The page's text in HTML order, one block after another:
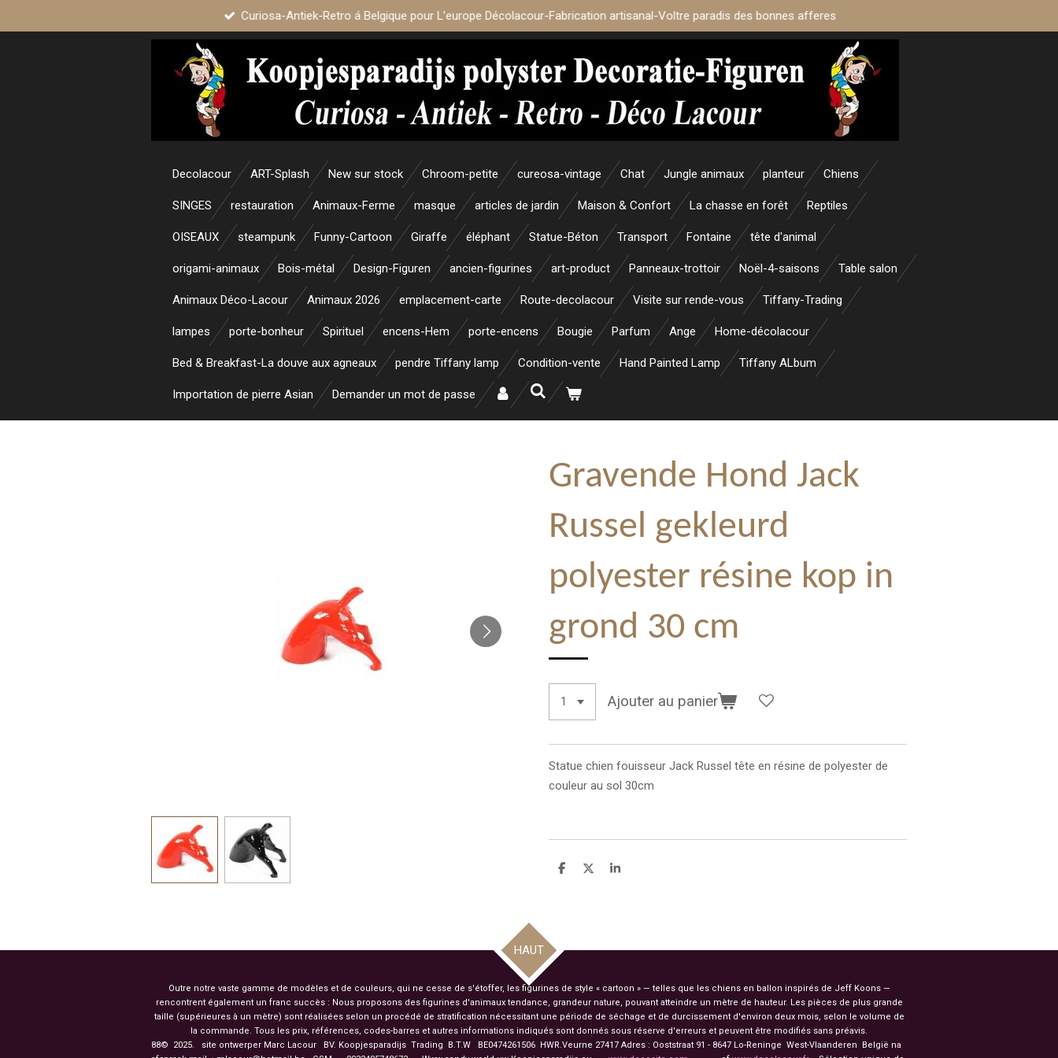
Curiosa-Antiek-Retro á Belgique pour L’europe Décolacour-Fabrication artisanal-Voltre paradis des bonnes afferes
Decolacour ART-Splash New sur stock Chroom-petite cureosa-vintage Chat Jungle animaux planteur Chiens
SINGES restauration Animaux-Ferme masque articles de jardin Maison & Confort La chasse en forêt Reptiles
OISEAUX steampunk Funny-Cartoon Giraffe éléphant Statue-Béton Transport Fontaine tête d'animal
origami-animaux Bois-métal Design-Figuren ancien-figurines art-product Panneaux-trottoir Noël-4-saisons Table salon
Animaux Déco-Lacour Animaux 2026 emplacement-carte Route-decolacour Visite sur rende-vous Tiffany-Trading
lampes porte-bonheur Spirituel encens-Hem porte-encens Bougie Parfum Ange Home-décolacour
Bed & Breakfast-La douve aux agneaux pendre Tiffany lamp Condition-vente Hand Painted Lamp Tiffany ALbum
Importation de pierre Asian Demander un mot de passe
Gravende Hond Jack
Russel gekleurd
polyester résine kop in
grond 30 cm
Ajouter au panier
Statue chien fouisseur Jack Russel tête en résine de polyester de
couleur au sol 30cm
P
r
P
P
HAUT
Outre notre vaste gamme de modèles et de couleurs, qui ne cesse de s'étoffer, les figurines de style « cartoon » — telles que les chiens en ballon inspirés de Jeff Koons —
rencontrent également un franc succès : Nous proposons des figurines d'animaux tendance, grandeur nature, pouvant atteindre un mètre de hauteur. Les pièces de plus grande
taille (supérieures à un mètre) sont réalisées selon un procédé de stratification nécessitant une période de séchage et de durcissement d'environ deux mois, selon le volume de
la commande. Tous les prix, références, codes-barres et autres informations indiqués sont donnés sous réserve d'erreurs et peuvent être modifiés sans préavis.
88© 2025. site ontwerper Marc Lacour BV. Koopjesparadijs Trading B.T.W BE0474261506 HWR.Veurne 27417 Adres : Ooststraat 91 - 8647 Lo-Reninge West-Vlaanderen België na